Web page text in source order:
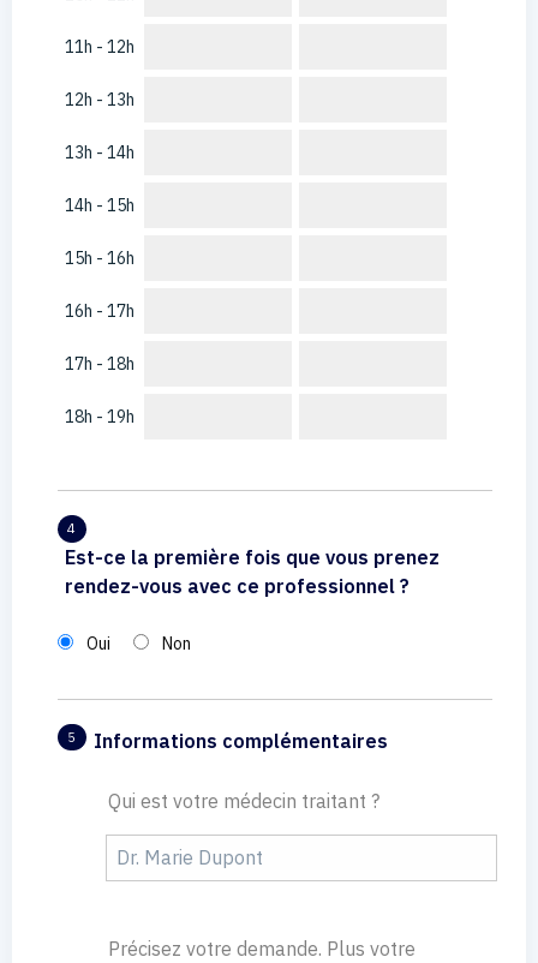
11h - 12h
12h - 13h
13h - 14h
14h - 15h
15h - 16h
16h - 17h
17h - 18h
18h - 19h
4
Est-ce la première fois que vous prenez
rendez-vous avec ce professionnel ?
Oui Non
5 Informations complémentaires
Qui est votre médecin traitant ?
Précisez votre demande. Plus votre